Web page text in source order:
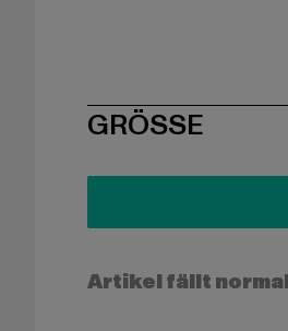
SIZE
GRÖSSE
Artikel fällt